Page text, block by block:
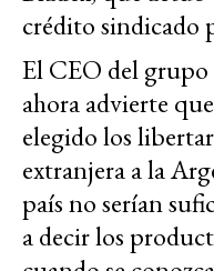
crédito sindicado
El CEO del grupo
ahora advierte
elegido los
extranjera a la
país no serían
a decir los